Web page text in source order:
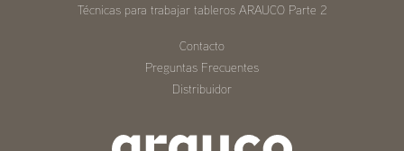
Técnicas para trabajar tableros ARAUCO Parte 2
Contacto
Preguntas Frecuentes
Distribuidor